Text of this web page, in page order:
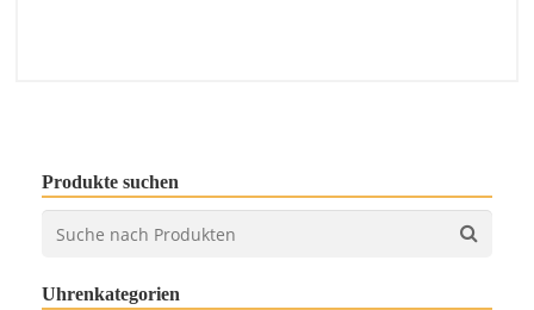
Produkte suchen
Uhrenkategorien